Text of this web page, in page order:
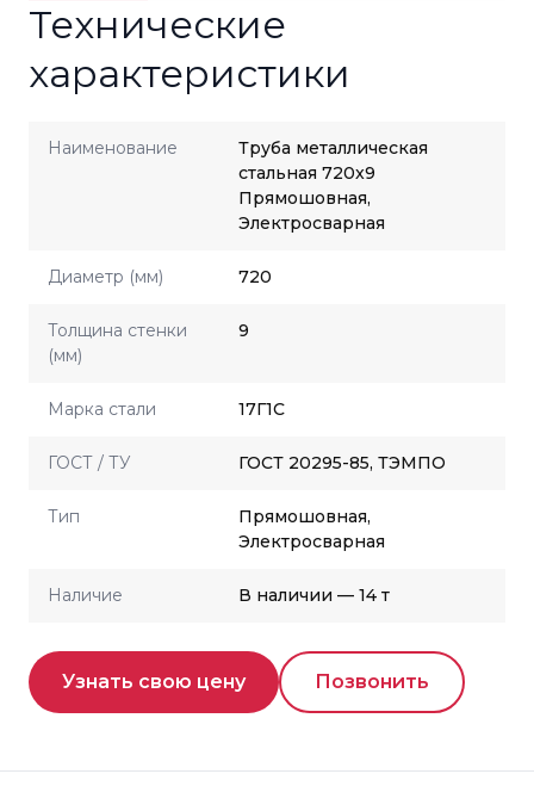
Технические
характеристики
Наименование
Труба металлическая
стальная 720x9
Прямошовная,
Электросварная
Диаметр (мм) 720
Толщина стенки
(мм)
9
Марка стали 17Г1С
ГОСТ / ТУ ГОСТ 20295-85, ТЭМПО
Тип
Прямошовная,
Электросварная
Наличие В наличии — 14 т
Узнать свою цену Позвонить